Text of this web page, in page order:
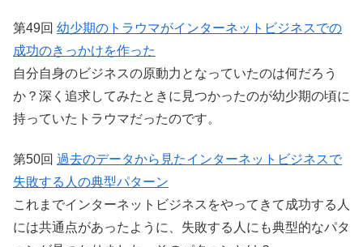
第49回 幼少期のトラウマがインターネットビジネスでの
成功のきっかけを作った
自分自身のビジネスの原動力となっていたのは何だろう
か？深く追求してみたときに見つかったのが幼少期の頃に
持っていたトラウマだったのです。
第50回 過去のデータから見たインターネットビジネスで
失敗する人の典型パターン
これまでインターネットビジネスをやってきて成功する人
には共通点があったように、失敗する人にも典型的なパタ